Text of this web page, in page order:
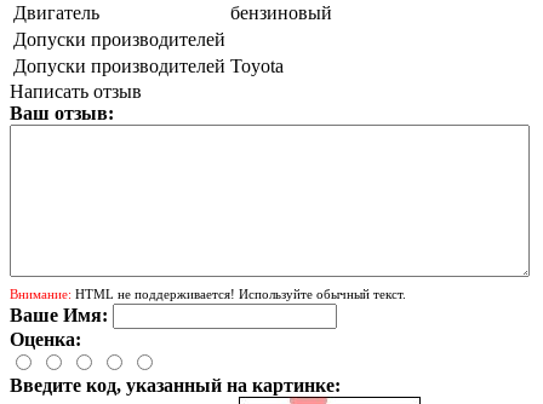
Двигатель
бензиновый
Допуски производителей
Допуски производителей Toyota
Написать отзыв
Ваш отзыв:
Внимание: HTML не поддерживается! Используйте обычный текст.
Ваше Имя:
Оценка:
Введите код, указанный на картинке: